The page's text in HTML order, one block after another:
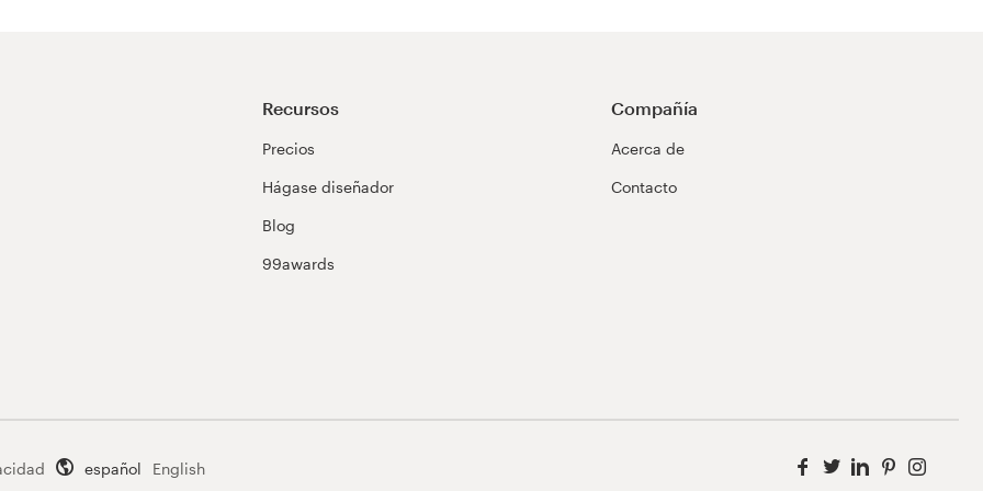
Recursos
Precios
Hágase diseñador
Blog
99awards
Compañía
Acerca de
Contacto
español English